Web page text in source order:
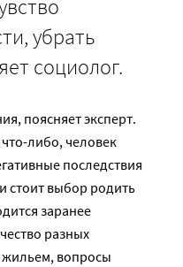
убрать
социолог.
поясняет эксперт.
либо, человек
последствия
стоит выбор родить
заранее
разных
вопросы